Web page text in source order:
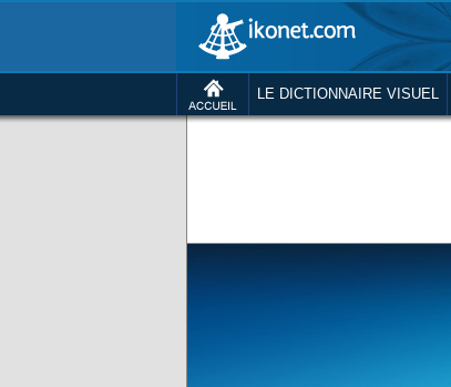
LE DICTIONNAIRE VISUEL